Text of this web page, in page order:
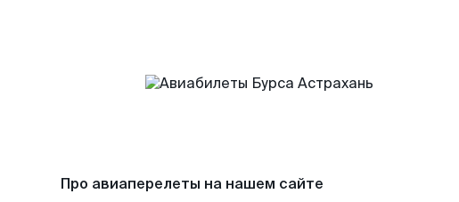
Про авиаперелеты на нашем сайте